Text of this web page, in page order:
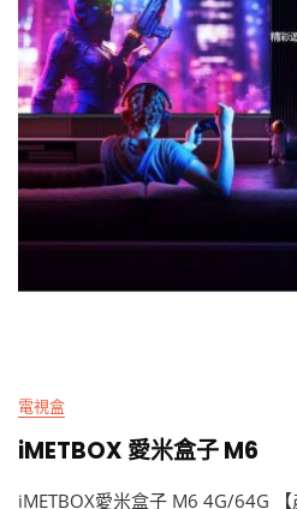
電視盒
iMETBOX 愛米盒子 M6
iMETBOX愛米盒子 M6 4G/64G